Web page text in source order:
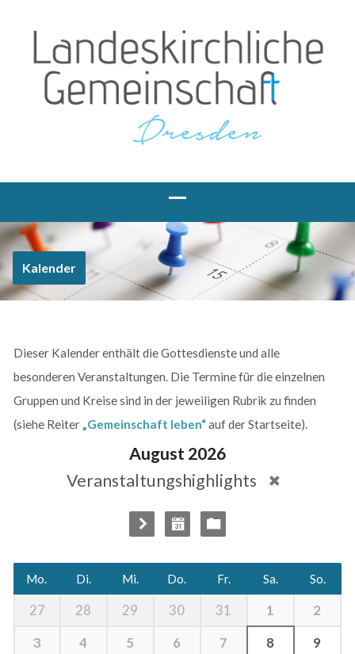
Kalender
Dieser Kalender enthält die Gottesdienste und alle
besonderen Veranstaltungen. Die Termine für die einzelnen
Gruppen und Kreise sind in der jeweiligen Rubrik zu finden
(siehe Reiter„Gemeinschaft leben“auf der Startseite).
August 2026
Veranstaltungshighlights
Mo. Di. Mi. Do. Fr. Sa. So.
27 28 29 30 31 1 2
3 4 5 6 7 8 9